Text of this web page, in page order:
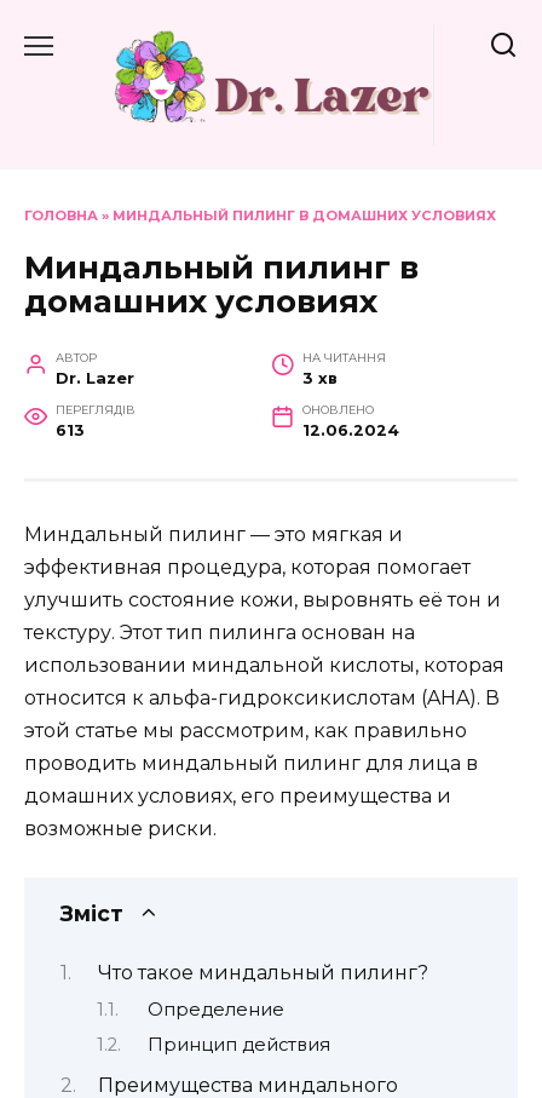
до
ГОЛОВНА » МИНДАЛЬНЫЙ ПИЛИНГ В ДОМАШНИХ УСЛОВИЯХ
Миндальный пилинг в
домашних условиях
АВТОР
Dr. Lazer
НА ЧИТАННЯ
3 хв
ПЕРЕГЛЯДІВ
613
ОНОВЛЕНО
12.06.2024
Миндальный пилинг — это мягкая и
эффективная процедура, которая помогает
улучшить состояние кожи, выровнять её тон и
текстуру. Этот тип пилинга основан на
использовании миндальной кислоты, которая
относится к альфа-гидроксикислотам (AHA). В
этой статье мы рассмотрим, как правильно
проводить миндальный пилинг для лица в
домашних условиях, его преимущества и
возможные риски.
Зміст
Что такое миндальный пилинг?
Определение
Принцип действия
Преимущества миндального